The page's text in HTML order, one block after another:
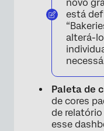
novo
está
alterá-
Paleta de
de cores
de
esse